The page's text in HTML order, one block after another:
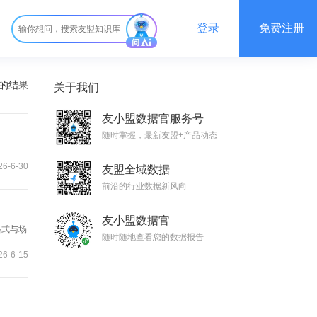
登录 免费注册
结果
6-30
与场
6-15
关于我们
友小盟数据官服务号
随时掌握，最新友盟+产品动态
友盟全域数据
前沿的行业数据新风向
友小盟数据官
随时随地查看您的数据报告